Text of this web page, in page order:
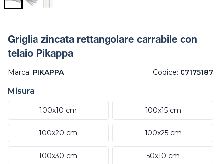
Griglia zincata rettangolare carrabile con
telaio Pikappa
Marca: PIKAPPA Codice: 07175187
Misura
100x10 cm 100x15 cm
100x20 cm 100x25 cm
100x30 cm 50x10 cm